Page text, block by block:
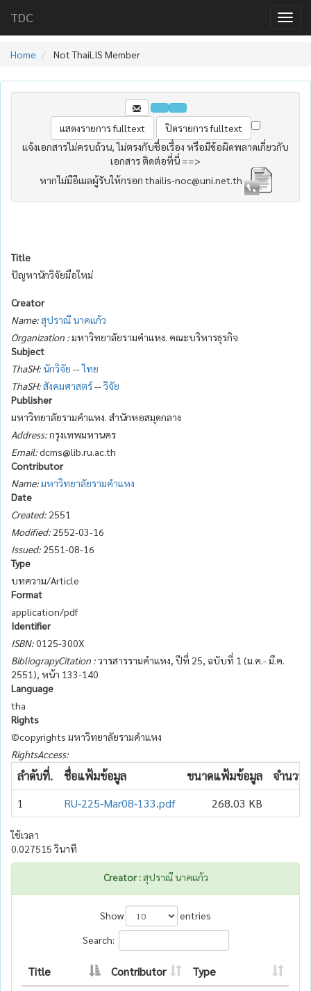
TDC
Home Not ThaiLIS Member
แจ้งเอกสารไม่ครบถ้วน, ไม่ตรงกับชื่อเรื่อง หรือมีข้อผิดพลาดเกี่ยวกับ
เอกสาร ติดต่อที่นี่ ==>
หากไม่มีอีเมลผู้รับให้กรอก thailis-noc@uni.net.th
Title
ปัญหานักวิจัยมือใหม่
Creator
Name:สุปราณี นาคแก้ว
Organization :มหาวิทยาลัยรามคำแหง. คณะบริหารธุรกิจ
Subject
ThaSH:นักวิจัย --ไทย
ThaSH:สังคมศาสตร์--วิจัย
Publisher
มหาวิทยาลัยรามคำแหง. สำนักหอสมุดกลาง
Address:กรุงเทพมหานคร
Email:dcms@lib.ru.ac.th
Contributor
Name:มหาวิทยาลัยรามคำแหง
Date
Created: 2551
Modified: 2552-03-16
Issued: 2551-08-16
Type
บทความ/Article
Format
application/pdf
Identifier
ISBN:0125-300X
BibliograpyCitation :วารสารรามคำแหง, ปีที่ 25, ฉบับที่ 1 (ม.ค.- มึ.ค.
2551), หน้า 133-140
Language
tha
Rights
©copyrights มหาวิทยาลัยรามคำแหง
RightsAccess:
ลำดับที่. ชื่อแฟ้มข้อมูล ขนาดแฟ้มข้อมูล
จำนวน
1
RU-225-Mar08-133.pdf 268.03 KB
ใช้เวลา
0.027515 วินาที
Creator :สุปราณี นาคแก้ว
Show
entries
Search:
Title Contributor
Type